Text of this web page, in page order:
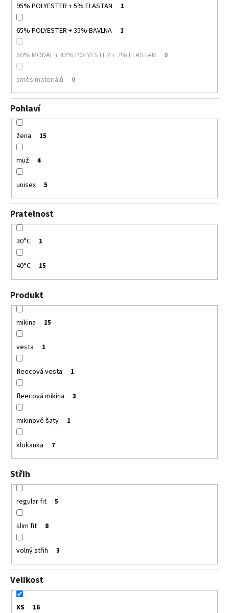
95% POLYESTER + 5% ELASTAN 1
65% POLYESTER + 35% BAVLNA 1
50% MODAL + 43% POLYESTER + 7% ELASTAN 0
směs materiálů 0
Pohlaví
žena 15
muž 4
unisex 5
Pratelnost
30°C 1
40°C 15
Produkt
mikina 15
vesta 1
fleecová vesta 1
fleecová mikina 3
mikinové šaty 1
klokanka 7
Střih
regular fit 5
slim fit 8
volný střih 3
Velikost
XS 16